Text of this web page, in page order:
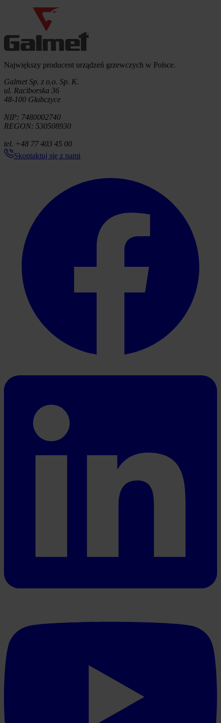
Informacje o firmie
Największy producent urządzeń grzewczych w Polsce.
Galmet Sp. z o.o. Sp. K.
ul. Raciborska 36
48-100 Głubczyce
NIP: 7480002740
REGON: 530508930
tel. +48 77 403 45 00
Skontaktuj się z nami